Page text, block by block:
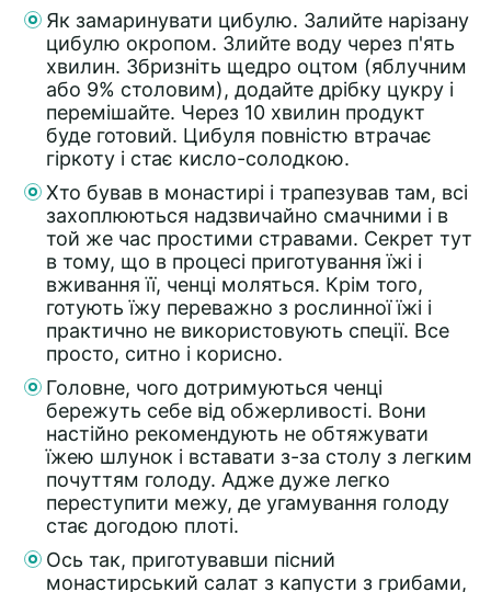
Як замаринувати цибулю. Залийте нарізану
цибулю окропом. Злийте воду через п'ять
хвилин. Збризніть щедро оцтом (яблучним
або 9% столовим), додайте дрібку цукру і
перемішайте. Через 10 хвилин продукт
буде готовий. Цибуля повністю втрачає
гіркоту і стає кисло-солодкою.
Хто бував в монастирі і трапезував там, всі
захоплюються надзвичайно смачними і в
той же час простими стравами. Секрет тут
в тому, що в процесі приготування їжі і
вживання її, ченці моляться. Крім того,
готують їжу переважно з рослинної їжі і
практично не використовують спеції. Все
просто, ситно і корисно.
Головне, чого дотримуються ченці
бережуть себе від обжерливості. Вони
настійно рекомендують не обтяжувати
їжею шлунок і вставати з-за столу з легким
почуттям голоду. Адже дуже легко
переступити межу, де угамування голоду
стає догодою плоті.
Ось так, приготувавши пісний
монастирський салат з капусти з грибами,